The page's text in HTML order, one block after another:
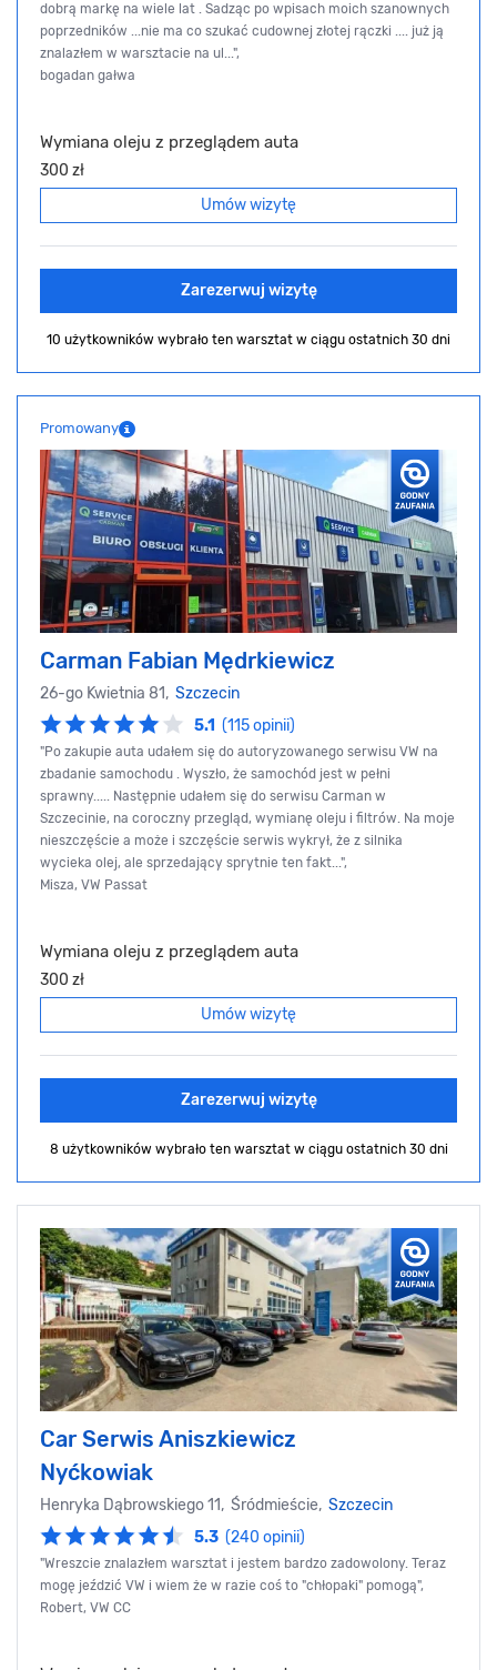
dobrą markę na wiele lat . Sadząc po wpisach moich szanownych
poprzedników ...nie ma co szukać cudownej złotej rączki .... już ją
znalazłem w warsztacie na ul...",
bogadan gałwa
Wymiana oleju z przeglądem auta
300 zł
Umów wizytę
Zarezerwuj wizytę
10 użytkowników wybrało ten warsztat w ciągu ostatnich 30 dni
Promowany
Carman Fabian Mędrkiewicz
26-go Kwietnia 81, Szczecin
5.1 (115 opinii)
"Po zakupie auta udałem się do autoryzowanego serwisu VW na
zbadanie samochodu . Wyszło, że samochód jest w pełni
sprawny..... Następnie udałem się do serwisu Carman w
Szczecinie, na coroczny przegląd, wymianę oleju i filtrów. Na moje
nieszczęście a może i szczęście serwis wykrył, że z silnika
wycieka olej, ale sprzedający sprytnie ten fakt...",
Misza, VW Passat
Wymiana oleju z przeglądem auta
300 zł
Umów wizytę
Zarezerwuj wizytę
8 użytkowników wybrało ten warsztat w ciągu ostatnich 30 dni
Car Serwis Aniszkiewicz
Nyćkowiak
Henryka Dąbrowskiego 11, Śródmieście, Szczecin
5.3 (240 opinii)
"Wreszcie znalazłem warsztat i jestem bardzo zadowolony. Teraz
mogę jeździć VW i wiem że w razie coś to "chłopaki" pomogą",
Robert, VW CC